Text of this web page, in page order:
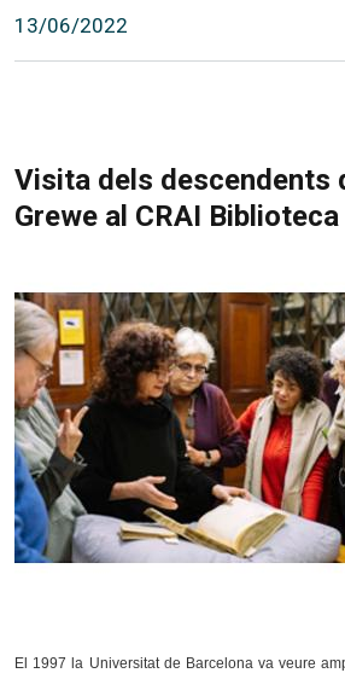
13/06/2022
Visita dels descendents
Grewe al CRAI
El 1997 la Universitat de Barcelona va veure